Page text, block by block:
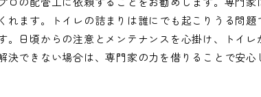
れます。トイレの詰まりは誰にでも起こりうる問
。日頃からの注意とメンテナンスを心掛け、トイ
決できない場合は、専門家の力を借りることで安心